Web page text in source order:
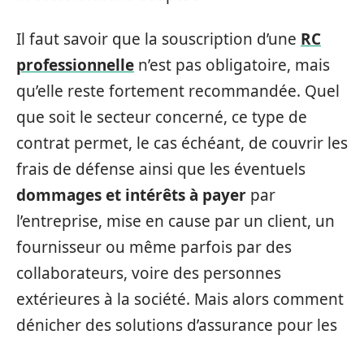
Il faut savoir que la souscription d’une RC
professionnelle n’est pas obligatoire, mais
qu’elle reste fortement recommandée. Quel
que soit le secteur concerné, ce type de
contrat permet, le cas échéant, de couvrir les
frais de défense ainsi que les éventuels
dommages et intérêts à payer par
l’entreprise, mise en cause par un client, un
fournisseur ou même parfois par des
collaborateurs, voire des personnes
extérieures à la société. Mais alors comment
dénicher des solutions d’assurance pour les